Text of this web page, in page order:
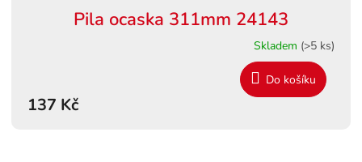
Pila ocaska 311mm 24143
Skladem (>5 ks)
137 Kč
Do košíku